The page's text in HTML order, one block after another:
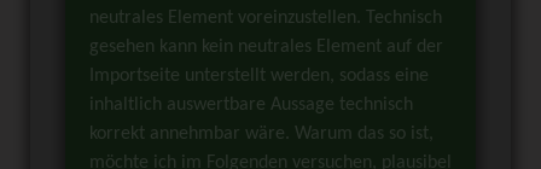
neutrales Element voreinzustellen. Technisch
gesehen kann kein neutrales Element auf der
Importseite unterstellt werden, sodass eine
inhaltlich auswertbare Aussage technisch
korrekt annehmbar wäre. Warum das so ist,
möchte ich im Folgenden versuchen, plausibel